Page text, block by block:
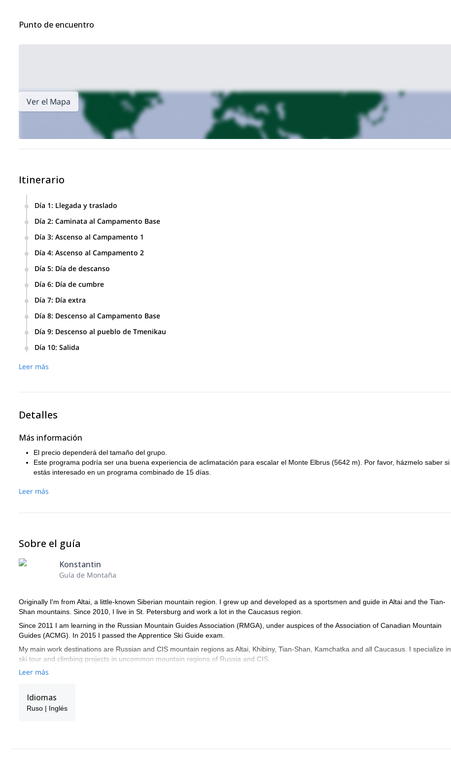
Punto de encuentro
Ver el Mapa
Itinerario
Día 1: Llegada y traslado
Día 2: Caminata al Campamento Base
Día 3: Ascenso al Campamento 1
Día 4: Ascenso al Campamento 2
Día 5: Día de descanso
Día 6: Día de cumbre
Día 7: Día extra
Día 8: Descenso al Campamento Base
Día 9: Descenso al pueblo de Tmenikau
Día 10: Salida
Leer más
Detalles
Más información
El precio dependerá del tamaño del grupo.
Este programa podría ser una buena experiencia de aclimatación para escalar el Monte Elbrus (5642 m). Por favor, házmelo saber si
estás interesado en un programa combinado de 15 días.
Leer más
Sobre el guía
Konstantin
Guía de Montaña
Originally I'm from Altai, a little-known Siberian mountain region. I grew up and developed as a sportsmen and guide in Altai and the Tian-
Shan mountains. Since 2010, I live in St. Petersburg and work a lot in the Caucasus region.
Since 2011 I am learning in the Rus­si­an Moun­tain Guides As­so­ci­ation (RMGA), under auspices of the As­so­ci­ation of Ca­na­dian Moun­tain
Guides (ACMG). In 2015 I passed the Ap­pren­tice Ski Guide exam.
My main work des­tin­a­tions are Russian and CIS mountain regions as Altai, Khibiny, Tian-Shan, Kamchatka and all Caucasus. I specialize in
ski tour and climbing projects in uncommon mountain regions of Russia and CIS.
Leer más
Idiomas
Ruso | Inglés